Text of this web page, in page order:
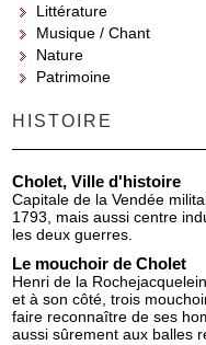
Littérature
Musique / Chant
Nature
Patrimoine
HISTOIRE
Cholet, Ville d'histoire
Capitale de la Vendée
1793, mais aussi centre
les deux guerres.
Le mouchoir de Cholet
Henri de la
et à son côté, trois
faire reconnaître de ses
aussi sûrement aux balles